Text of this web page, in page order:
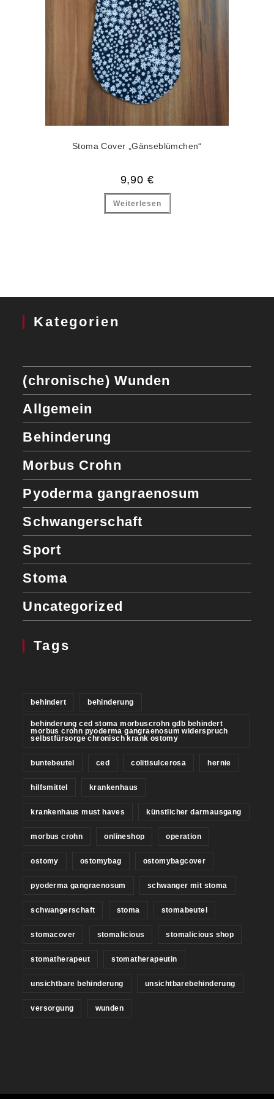
Stoma Cover „Gänseblümchen“
9,90 €
Weiterlesen
Kategorien
(chronische) Wunden
Allgemein
Behinderung
Morbus Crohn
Pyoderma gangraenosum
Schwangerschaft
Sport
Stoma
Uncategorized
Tags
behindert behinderung
behinderung ced stoma morbuscrohn gdb behindert
morbus crohn pyoderma gangraenosum widerspruch
selbstfürsorge chronisch krank ostomy
buntebeutel ced colitisulcerosa hernie
hilfsmittel krankenhaus
krankenhaus must haves künstlicher darmausgang
morbus crohn onlineshop operation
ostomy ostomybag ostomybagcover
pyoderma gangraenosum schwanger mit stoma
schwangerschaft stoma stomabeutel
stomacover stomalicious stomalicious shop
stomatherapeut stomatherapeutin
unsichtbare behinderung unsichtbarebehinderung
versorgung wunden